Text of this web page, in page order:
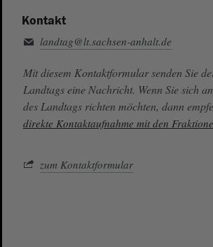
Kontakt
landtag@lt.sachsen-anhalt.de
Mit diesem Kontaktformular senden Sie
Landtags eine Nachricht. Wenn Sie sich
des Landtags richten möchten, dann
direkte Kontaktaufnahme mit den
zum Kontaktformular